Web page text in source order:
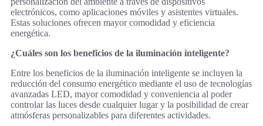
electrónicos, como aplicaciones móviles y asistentes virtuales.
Estas soluciones ofrecen mayor comodidad y eficiencia
energética.
¿Cuáles son los beneficios de la iluminación inteligente?
Entre los beneficios de la iluminación inteligente se incluyen la
reducción del consumo energético mediante el uso de tecnologías
avanzadas LED, mayor comodidad y conveniencia al poder
controlar las luces desde cualquier lugar y la posibilidad de crear
atmósferas personalizables para diferentes actividades.